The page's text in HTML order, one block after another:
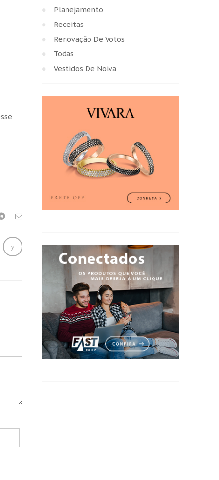
Planejamento
Receitas
Renovação De Votos
Todas
Vestidos De Noiva